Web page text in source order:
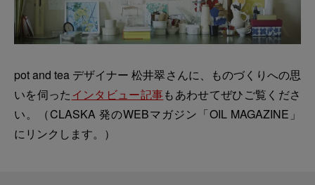
pot and tea デザイナー 松井翠さんに、ものづくりへの思
いを伺ったインタビュー記事もあわせてぜひご覧くださ
い。（CLASKA 発のWEBマガジン「OIL MAGAZINE」
にリンクします。）